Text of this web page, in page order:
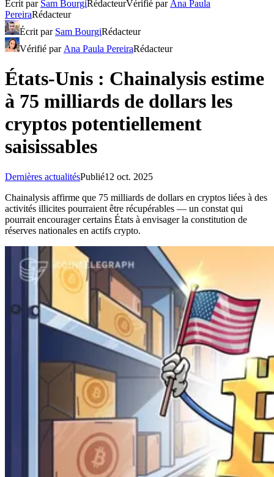
Écrit par Sam BourgiRédacteurVérifié par Ana Paula
PereiraRédacteur
Écrit par Sam BourgiRédacteur
Vérifié par Ana Paula PereiraRédacteur
États-Unis : Chainalysis estime
à 75 milliards de dollars les
cryptos potentiellement
saisissables
Dernières actualitésPublié12 oct. 2025
Chainalysis affirme que 75 milliards de dollars en cryptos liées à des
activités illicites pourraient être récupérables — un constat qui
pourrait encourager certains États à envisager la constitution de
réserves nationales en actifs crypto.